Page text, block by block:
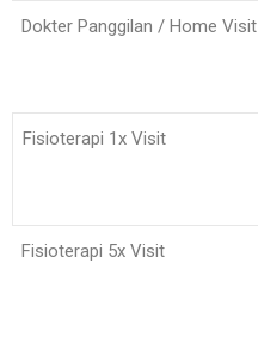
Dokter Panggilan / Home Visit
Fisioterapi 1x Visit
Fisioterapi 5x Visit